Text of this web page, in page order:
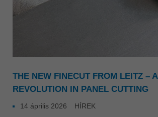
THE NEW FINECUT FROM LEITZ – A
REVOLUTION IN PANEL CUTTING
14 április 2026 HÍREK